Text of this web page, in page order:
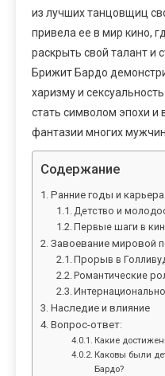
из лучших танцовщиц
привела ее в мир кино,
раскрыть свой талант и
Брижит Бардо
харизму и
стать символом эпохи и
фантазии многих мужчин.
Содержание
Ранние годы и карьера
Детство и
Первые шаги в
Завоевание мировой
Прорыв в
Романтические
Наследие и влияние
Вопрос-ответ:
Какие
Каковы были
Бардо?